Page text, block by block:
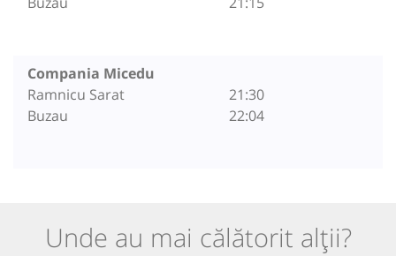
Compania Micedu
Ramnicu Sarat
Buzau
21:30
22:04
Unde au mai călătorit alții?